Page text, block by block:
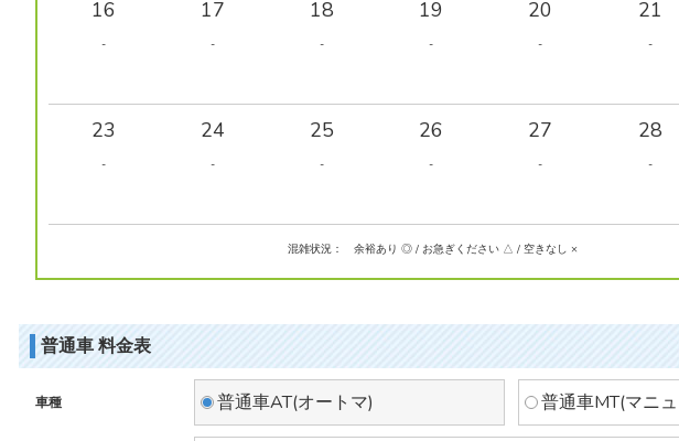
16
-
17
-
18
-
19
-
20
-
21
-
23
-
24
-
25
-
26
-
27
-
28
-
混雑状況： 余裕あり ◎ / お急ぎください △ / 空きなし ×
普通車 料金表
車種 普通車AT(オートマ) 普通車MT(マニ